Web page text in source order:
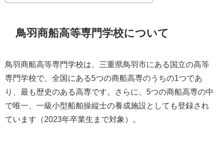
鳥羽商船高等専門学校について
鳥羽商船高等専門学校は、三重県鳥羽市にある国立の高等
専門学校で、全国にある5つの商船高専のうちの1つであ
り、最も歴史のある高専です。さらに、5つの商船高専の中
で唯一、一級小型船舶操縦士の養成施設としても登録され
ています（2023年卒業生まで対象）。